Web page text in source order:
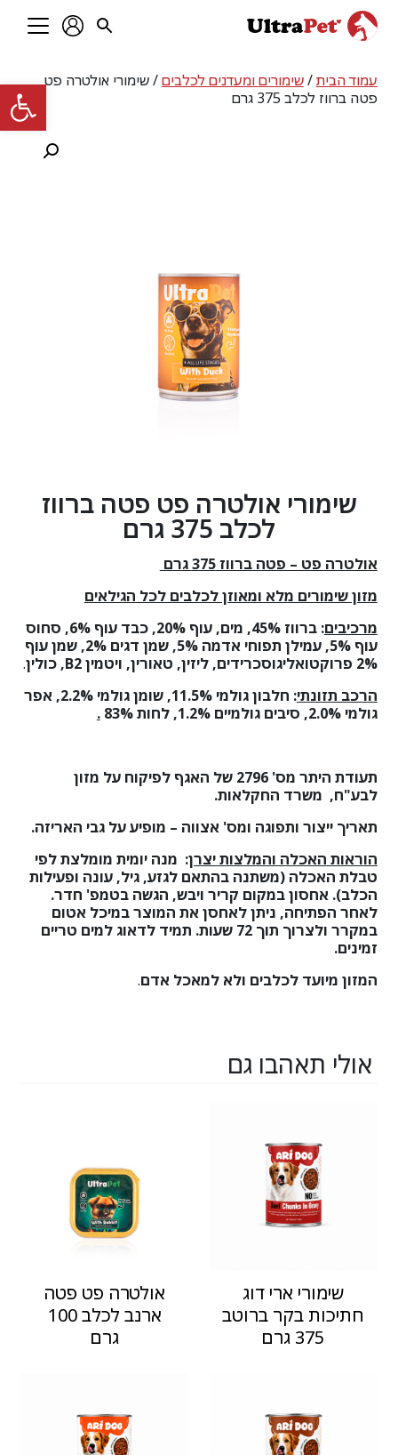
פתח עמוד הבית/שימורים ומעדנים לכלבים/ שימורי אולטרה פט
פטה ברווז לכלב 375 גרם
שימורי אולטרה פט פטה ברווז
לכלב 375 גרם
אולטרה פט – פטה ברווז 375 גרם
מזון שימורים מלא ומאוזן לכלבים לכל הגילאים
מרכיבים:
ברווז 45%, מים, עוף 20%, כבד עוף 6%, סחוס
עוף 5%, עמילן תפוחי אדמה 5%
,שמן דגים 2% ,שמןעוף
2% פרוקטואליגוסכרידים, ליזין, טאורין, ויטמין
B2, כולין.
הרכב תזונתי:
חלבון גולמי 11.5%, שומן גולמי 2.2%, אפר
גולמי 2.0%, סיבים גולמיים 1.2%, לחות 83%
.
תעודת היתר מס'2796 של האגף לפיקוח על מזון
לבע"ח, משרד החקלאות.
תאריך ייצור ותפוגה ומס' אצווה – מופיע על גבי האריזה.
הוראות האכלה והמלצות יצרן: מנה יומית מומלצת לפי
טבלת האכלה (משתנה בהתאם לגזע, גיל, עונה ופעילות
הכלב). אחסון במקום קריר ויבש, הגשה בטמפ' חדר.
לאחר הפתיחה, ניתן לאחסן את המוצר במיכל אטום
במקרר ולצרוך תוך 72 שעות.
תמיד לדאוג למים טריים
זמינים.
המזון מיועד לכלבים ולא למאכל אדם.
אולי תאהבו גם
שימורי ארי דוג
חתיכות בקר ברוטב
375 גרם
אולטרה פט פטה
ארנב לכלב 100
גרם